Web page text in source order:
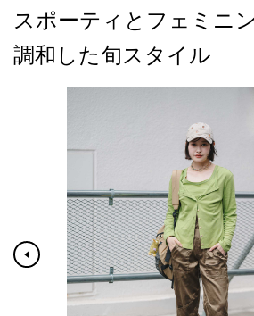
スポーティとフェミニ
調和した旬スタイル